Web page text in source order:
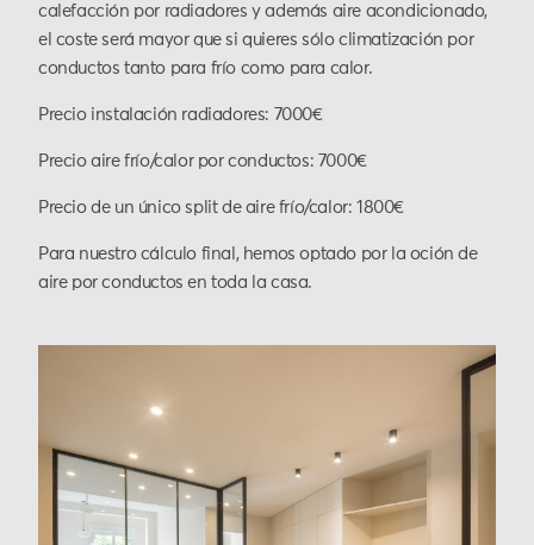
calefacción por radiadores y además aire acondicionado,
el coste será mayor que si quieres sólo climatización por
conductos tanto para frío como para calor.
Precio instalación radiadores: 7000€
Precio aire frío/calor por conductos: 7000€
Precio de un único split de aire frío/calor: 1800€
Para nuestro cálculo final, hemos optado por la oción de
aire por conductos en toda la casa.